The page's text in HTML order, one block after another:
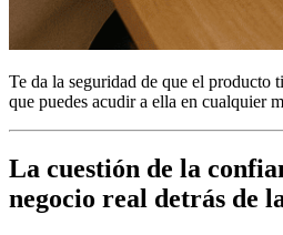
Te da la seguridad de que el producto
que puedes acudir a ella en cualquier
La cuestión de la
negocio real detrás de